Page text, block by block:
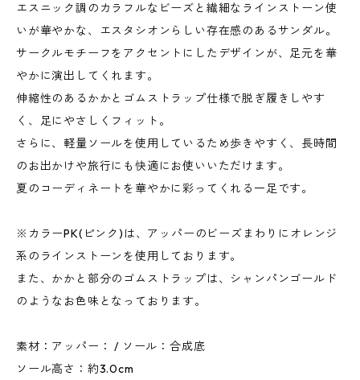
エスニック調のカラフルなビーズと繊細なラインストーン使
いが華やかな、エスタシオンらしい存在感のあるサンダル。
サークルモチーフをアクセントにしたデザインが、足元を華
やかに演出してくれます。
伸縮性のあるかかとゴムストラップ仕様で脱ぎ履きしやす
く、足にやさしくフィット。
さらに、軽量ソールを使用しているため歩きやすく、長時間
のお出かけや旅行にも快適にお使いいただけます。
夏のコーディネートを華やかに彩ってくれる一足です。
※カラーPK(ピンク)は、アッパーのビーズまわりにオレンジ
系のラインストーンを使用しております。
また、かかと部分のゴムストラップは、シャンパンゴールド
のようなお色味となっております。
素材：アッパー： / ソール：合成底
ソール高さ：約3.0cm